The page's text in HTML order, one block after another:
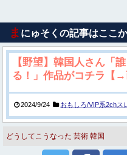
ま にゅそくの記事はここ
【野望】韓国人さん「
る！」作品がコチラ【→
2024/9/24 おもしろ/VIP系2chス
どうしてこうなった 芸術 韓国